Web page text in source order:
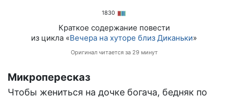
1830
Краткое содержание повести
из цикла «Вечера на хуторе близ Диканьки»
Оригинал читается за 29 минут
Микропересказ
Чтобы жениться на дочке богача, бедняк по